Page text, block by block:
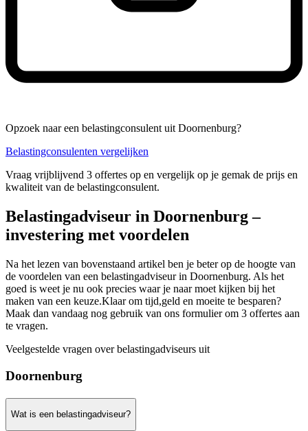
Opzoek naar een belastingconsulent uit Doornenburg?
Belastingconsulenten vergelijken
Vraag vrijblijvend 3 offertes op en vergelijk op je gemak de prijs en
kwaliteit van de belastingconsulent.
Belastingadviseur in Doornenburg –
investering met voordelen
Na het lezen van bovenstaand artikel ben je beter op de hoogte van
de voordelen van een belastingadviseur in Doornenburg. Als het
goed is weet je nu ook precies waar je naar moet kijken bij het
maken van een keuze.Klaar om tijd,geld en moeite te besparen?
Maak dan vandaag nog gebruik van ons formulier om 3 offertes aan
te vragen.
Veelgestelde vragen over belastingadviseurs uit
Doornenburg
Wat is een belastingadviseur?